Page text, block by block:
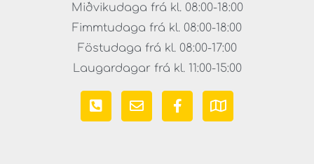
Miðvikudaga frá kl. 08:00-18:00
Fimmtudaga frá kl. 08:00-18:00
Föstudaga frá kl. 08:00-17:00
Laugardagar frá kl. 11:00-15:00